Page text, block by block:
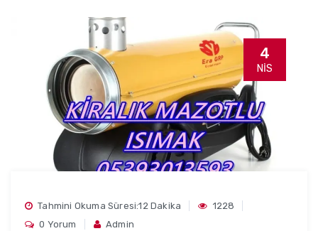
4
NIS
Tahmini Okuma Süresi:12 Dakika
1228
0 Yorum
Admin